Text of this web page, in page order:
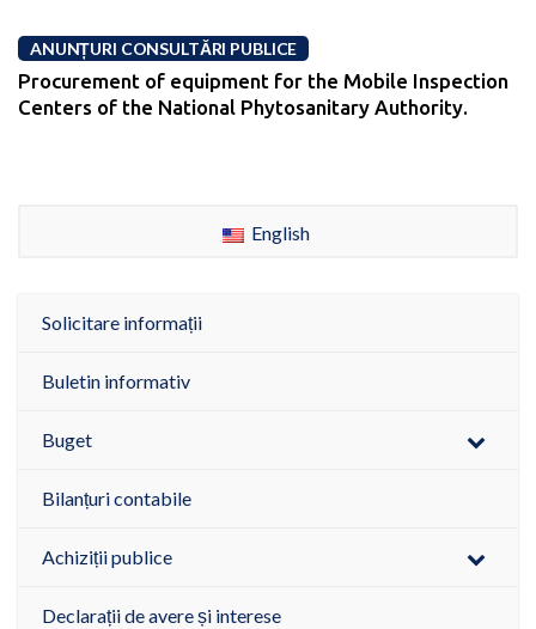
ANUNȚURI CONSULTĂRI PUBLICE
Procurement of equipment for the Mobile Inspection
Centers of the National Phytosanitary Authority.
English
Solicitare informații
Buletin informativ
Buget
Bilanțuri contabile
Achiziții publice
Declarații de avere și interese